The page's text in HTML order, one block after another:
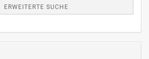
ERWEITERTE SUCHE